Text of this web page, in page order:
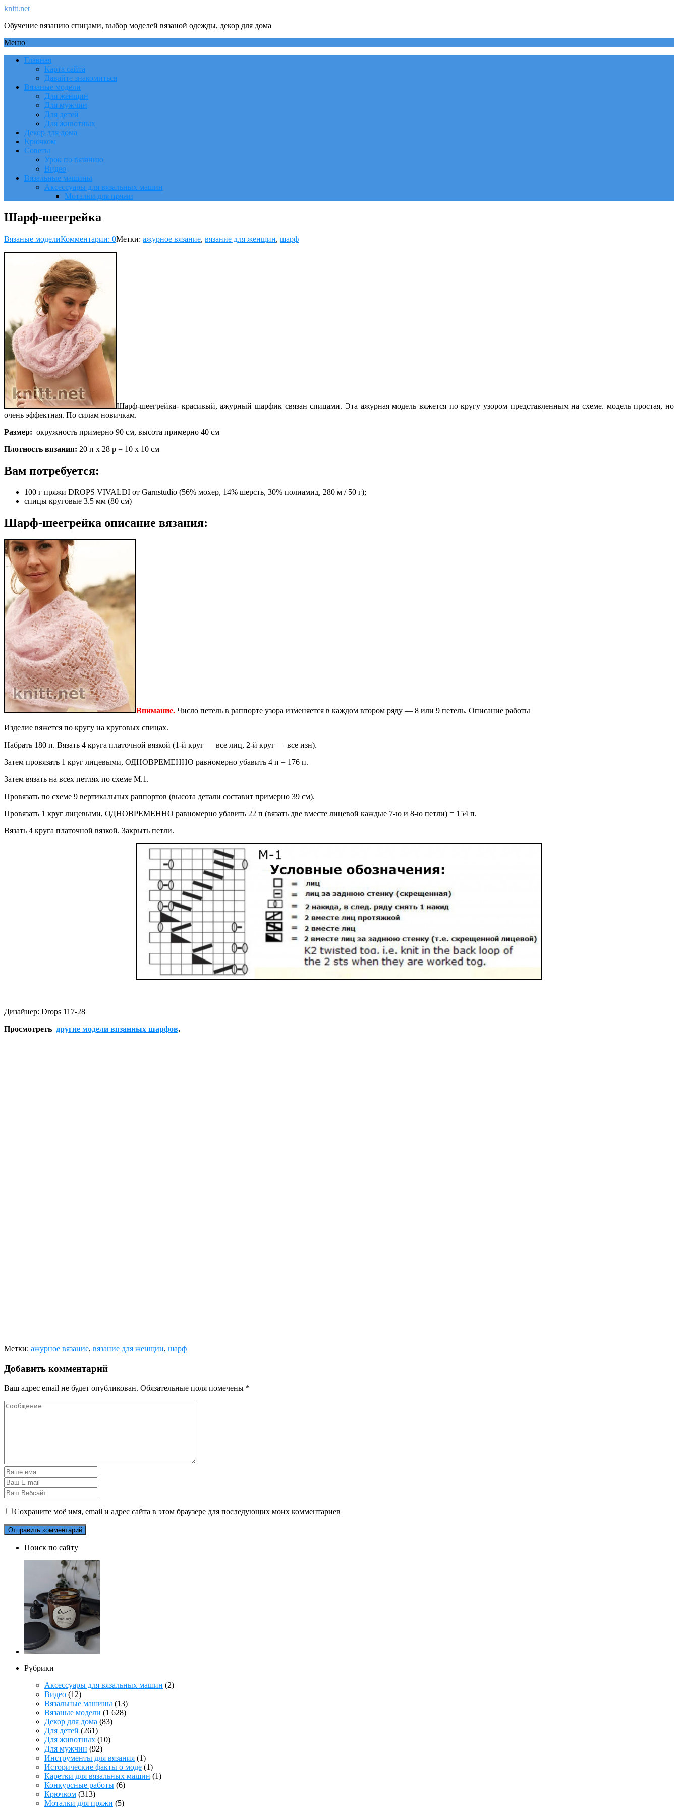
knitt.net
Обучение вязанию спицами, выбор моделей вязаной одежды, декор для дома
Меню
Главная
Карта сайта
Давайте знакомиться
Вязаные модели
Для женщин
Для мужчин
Для детей
Для животных
Декор для дома
Крючком
Советы
Урок по вязанию
Видео
Вязальные машины
Аксессуары для вязальных машин
Моталки для пряжи
Шарф-шеегрейка
Вязаные моделиКомментарии: 0Метки: ажурное вязание, вязание для женщин, шарф
Шарф-шеегрейка- красивый, ажурный шарфик связан спицами. Эта ажурная модель вяжется по кругу узором представленным на схеме. модель простая, но
очень эффектная. По силам новичкам.
Размер: окружность примерно 90 см, высота примерно 40 см
Плотность вязания: 20 п х 28 р = 10 х 10 см
Вам потребуется:
100 г пряжи DROPS VIVALDI от Garnstudio (56% мохер, 14% шерсть, 30% полиамид, 280 м / 50 г);
спицы круговые 3.5 мм (80 см)
Шарф-шеегрейка описание вязания:
Внимание. Число петель в раппорте узора изменяется в каждом втором ряду — 8 или 9 петель. Описание работы
Изделие вяжется по кругу на круговых спицах.
Набрать 180 п. Вязать 4 круга платочной вязкой (1-й круг — все лиц, 2-й круг — все изн).
Затем провязать 1 круг лицевыми, ОДНОВРЕМЕННО равномерно убавить 4 п = 176 п.
Затем вязать на всех петлях по схеме М.1.
Провязать по схеме 9 вертикальных раппортов (высота детали составит примерно 39 см).
Провязать 1 круг лицевыми, ОДНОВРЕМЕННО равномерно убавить 22 п (вязать две вместе лицевой каждые 7-ю и 8-ю петли) = 154 п.
Вязать 4 круга платочной вязкой. Закрыть петли.
Дизайнер: Drops 117-28
Просмотреть другие модели вязанных шарфов.
Метки: ажурное вязание, вязание для женщин, шарф
Добавить комментарий
Ваш адрес email не будет опубликован. Обязательные поля помечены *
Сохраните моё имя, email и адрес сайта в этом браузере для последующих моих комментариев
Поиск по сайту
Рубрики
Аксессуары для вязальных машин (2)
Видео (12)
Вязальные машины (13)
Вязаные модели (1 628)
Декор для дома (83)
Для детей (261)
Для животных (10)
Для мужчин (92)
Инструменты для вязания (1)
Исторические факты о моде (1)
Каретки для вязальных машин (1)
Конкурсные работы (6)
Крючком (313)
Моталки для пряжи (5)